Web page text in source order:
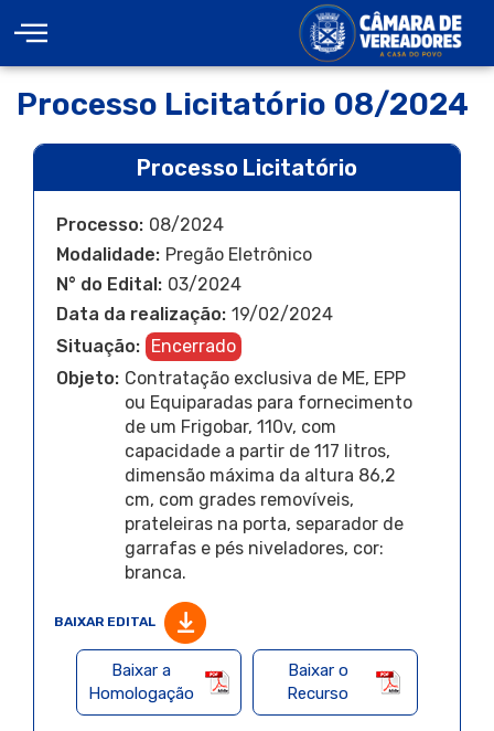
Processo Licitatório 08/2024
Processo Licitatório
Processo: 08/2024
Modalidade: Pregão Eletrônico
N° do Edital: 03/2024
Data da realização: 19/02/2024
Situação: Encerrado
Objeto: Contratação exclusiva de ME, EPP
ou Equiparadas para fornecimento
de um Frigobar, 110v, com
capacidade a partir de 117 litros,
dimensão máxima da altura 86,2
cm, com grades removíveis,
prateleiras na porta, separador de
garrafas e pés niveladores, cor:
branca.
BAIXAR EDITAL
Baixar a
Homologação
Baixar o
Recurso